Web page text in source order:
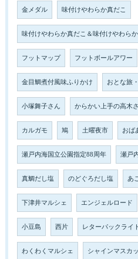
金メダル 味付けやわらか真だこ
味付けやわらか真だこ＆味付けやわら
フットマップ フットボールアワー
金目鯛煮付風味ふりかけ おとな旅
小塚舞子さん からかい上手の高木
カルガモ 鳩 土曜夜市 おば
瀬戸内海国立公園指定88周年 瀬戸
真鯛だし塩 のどぐろだし塩 あ
下津井マルシェ エンジェルロード
小豆島 西片 レターパックライ
わくわくマルシェ シャインマスカ